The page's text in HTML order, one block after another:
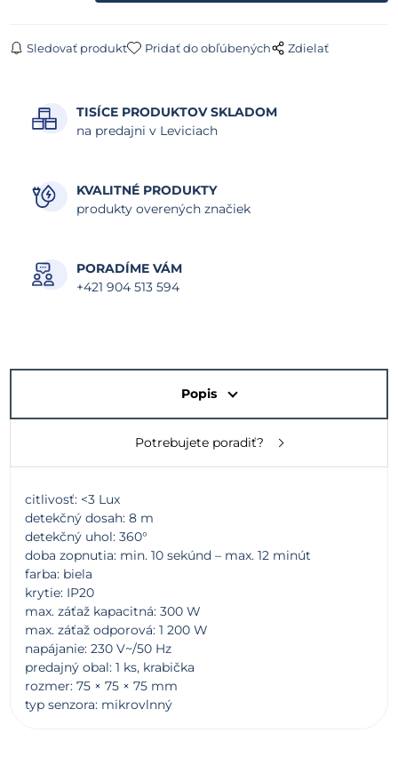
Sledovať produkt Pridať do obľúbených Zdielať
TISÍCE PRODUKTOV SKLADOM
na predajni v Leviciach
KVALITNÉ PRODUKTY
produkty overených značiek
PORADÍME VÁM
+421 904 513 594
Popis
Potrebujete poradiť?
citlivosť: <3 Lux
detekčný dosah: 8 m
detekčný uhol: 360°
doba zopnutia: min. 10 sekúnd – max. 12 minút
farba: biela
krytie: IP20
max. záťaž kapacitná: 300 W
max. záťaž odporová: 1 200 W
napájanie: 230 V~/50 Hz
predajný obal: 1 ks, krabička
rozmer: 75 × 75 × 75 mm
typ senzora: mikrovlnný